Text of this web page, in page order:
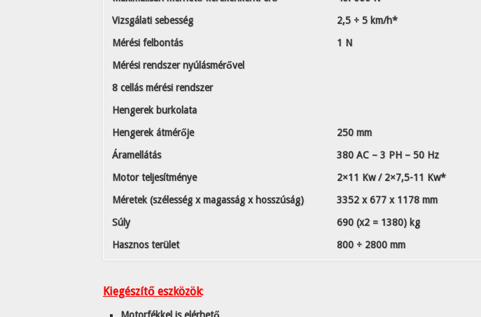
Vizsgálati sebesség
2,5 ÷ 5 km/h*
Mérési felbontás
1 N
Mérési rendszer nyúlásmérővel
8 cellás mérési rendszer
Hengerek burkolata
Hengerek átmérője
250 mm
Áramellátás
380 AC – 3 PH – 50 Hz
Motor teljesítménye
2×11 Kw / 2×7,5-11 Kw*
Méretek (szélesség x magasság x hosszúság)
3352 x 677 x 1178 mm
Súly
690 (x2 = 1380) kg
Hasznos terület
800 ÷ 2800 mm
Kiegészítő eszközök: